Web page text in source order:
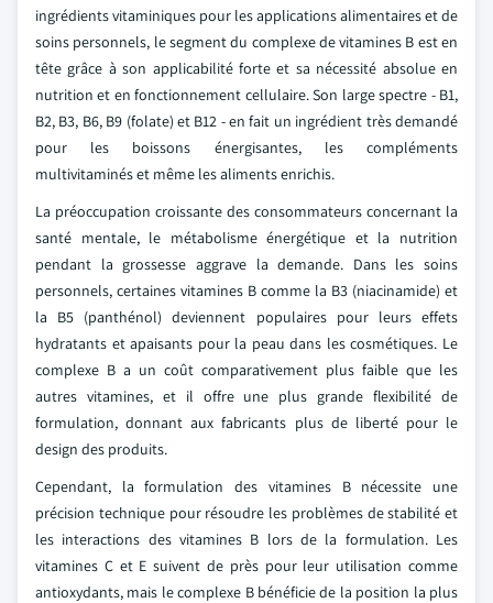
ingrédients vitaminiques pour les applications alimentaires et de
soins personnels, le segment du complexe de vitamines B est en
tête grâce à son applicabilité forte et sa nécessité absolue en
nutrition et en fonctionnement cellulaire. Son large spectre - B1,
B2, B3, B6, B9 (folate) et B12 - en fait un ingrédient très demandé
pour les boissons énergisantes, les compléments
multivitaminés et même les aliments enrichis.
La préoccupation croissante des consommateurs concernant la
santé mentale, le métabolisme énergétique et la nutrition
pendant la grossesse aggrave la demande. Dans les soins
personnels, certaines vitamines B comme la B3 (niacinamide) et
la B5 (panthénol) deviennent populaires pour leurs effets
hydratants et apaisants pour la peau dans les cosmétiques. Le
complexe B a un coût comparativement plus faible que les
autres vitamines, et il offre une plus grande flexibilité de
formulation, donnant aux fabricants plus de liberté pour le
design des produits.
Cependant, la formulation des vitamines B nécessite une
précision technique pour résoudre les problèmes de stabilité et
les interactions des vitamines B lors de la formulation. Les
vitamines C et E suivent de près pour leur utilisation comme
antioxydants, mais le complexe B bénéficie de la position la plus